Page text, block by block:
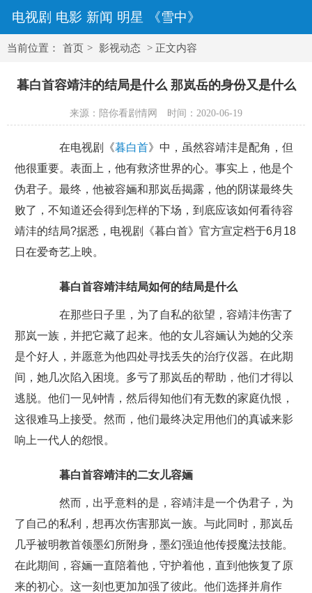
电视剧 电影 新闻 明星 《雪中》
当前位置： 首页 > 影视动态 > 正文内容
暮白首容靖沣的结局是什么 那岚岳的身份又是什么
来源：陪你看剧情网 时间：2020-06-19
在电视剧《暮白首》中，虽然容靖沣是配角，但
他很重要。表面上，他有救济世界的心。事实上，他是个
伪君子。最终，他被容婳和那岚岳揭露，他的阴谋最终失
败了，不知道还会得到怎样的下场，到底应该如何看待容
靖沣的结局?据悉，电视剧《暮白首》官方宣定档于6月18
日在爱奇艺上映。
暮白首容靖沣结局如何的结局是什么
在那些日子里，为了自私的欲望，容靖沣伤害了
那岚一族，并把它藏了起来。他的女儿容婳认为她的父亲
是个好人，并愿意为他四处寻找丢失的治疗仪器。在此期
间，她几次陷入困境。多亏了那岚岳的帮助，他们才得以
逃脱。他们一见钟情，然后得知他们有无数的家庭仇恨，
这很难马上接受。然而，他们最终决定用他们的真诚来影
响上一代人的怨恨。
暮白首容靖沣的二女儿容婳
然而，出乎意料的是，容靖沣是一个伪君子，为
了自己的私利，想再次伤害那岚一族。与此同时，那岚岳
几乎被明教首领墨幻所附身，墨幻强迫他传授魔法技能。
在此期间，容婳一直陪着他，守护着他，直到他恢复了原
来的初心。这一刻也更加加强了彼此。他们选择并肩作